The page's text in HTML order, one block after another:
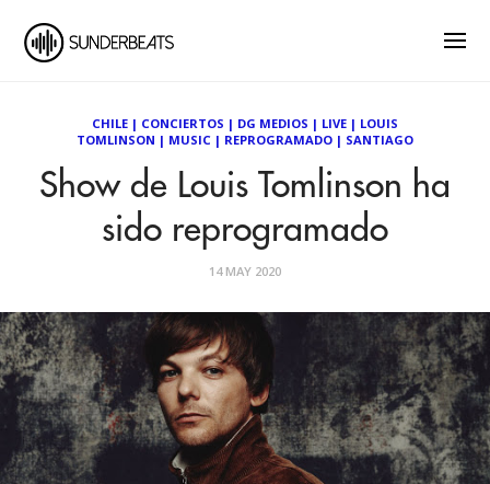
CHILE | CONCIERTOS | DG MEDIOS | LIVE | LOUIS
TOMLINSON | MUSIC | REPROGRAMADO | SANTIAGO
Show de Louis Tomlinson ha
sido reprogramado
14 MAY 2020